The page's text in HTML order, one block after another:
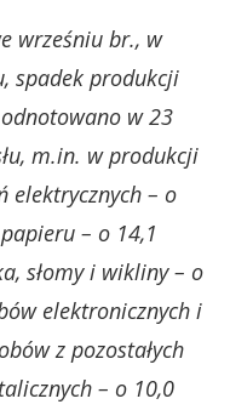
wrześniu br., w
spadek produkcji
w 23
m.in. w produkcji
elektrycznych – o
– o 14,1
słomy i wikliny – o
elektronicznych i
z pozostałych
– o 10,0